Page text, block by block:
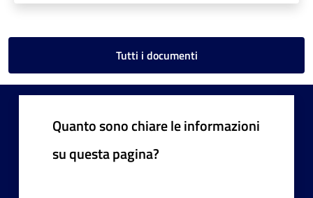
Tutti i documenti
Quanto sono chiare le informazioni
su questa pagina?